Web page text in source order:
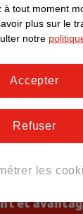
et
à tout moment
plus sur le
notre
les
Refuser
Accepter